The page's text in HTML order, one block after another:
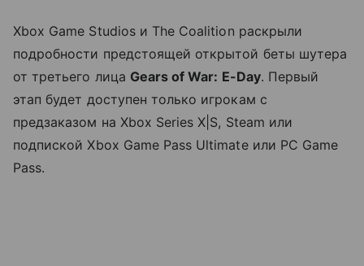
Xbox Game Studios и The Coalition раскрыли
подробности предстоящей открытой беты шутера
от третьего лица Gears of War: E-Day. Первый
этап будет доступен только игрокам с
предзаказом на Xbox Series X|S, Steam или
подпиской Xbox Game Pass Ultimate или PC Game
Pass.